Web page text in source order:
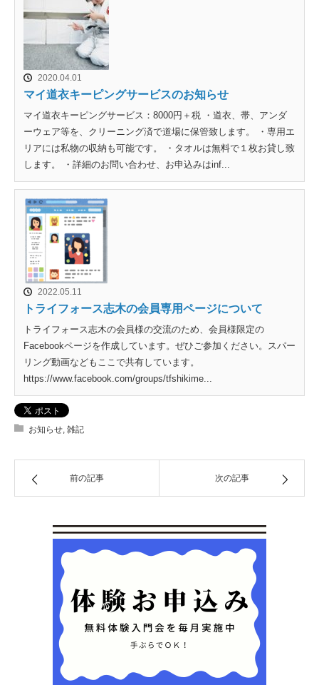
2020.04.01
マイ道衣キーピングサービスのお知らせ
マイ道衣キーピングサービス：8000円＋税 ・道衣、帯、アンダ
ーウェア等を、クリーニング済で道場に保管致します。 ・専用エ
リアには私物の収納も可能です。 ・タオルは無料で１枚お貸し致
します。 ・詳細のお問い合わせ、お申込みはinf...
2022.05.11
トライフォース志木の会員専用ページについて
トライフォース志木の会員様の交流のため、会員様限定の
Facebookページを作成しています。ぜひご参加ください。スパー
リング動画などもここで共有しています。
https://www.facebook.com/groups/tfshikime...
お知らせ, 雑記
前の記事 次の記事